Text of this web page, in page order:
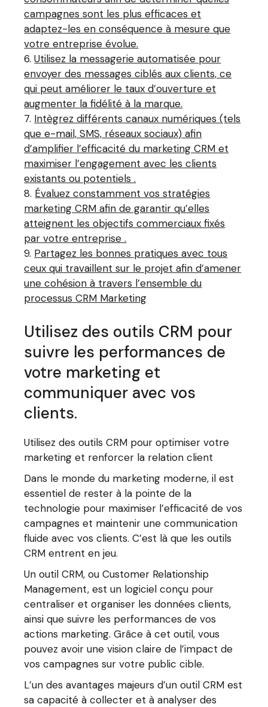
campagnes sont les plus efficaces et
adaptez-les en conséquence à mesure que
votre entreprise évolue.
Utilisez la messagerie automatisée pour
envoyer des messages ciblés aux clients, ce
qui peut améliorer le taux d’ouverture et
augmenter la fidélité à la marque.
Intègrez différents canaux numériques (tels
que e-mail, SMS, réseaux sociaux) afin
d’amplifier l’efficacité du marketing CRM et
maximiser l’engagement avec les clients
existants ou potentiels .
Évaluez constamment vos stratégies
marketing CRM afin de garantir qu’elles
atteignent les objectifs commerciaux fixés
par votre entreprise .
Partagez les bonnes pratiques avec tous
ceux qui travaillent sur le projet afin d’amener
une cohésion à travers l’ensemble du
processus CRM Marketing
Utilisez des outils CRM pour
suivre les performances de
votre marketing et
communiquer avec vos
clients.
Utilisez des outils CRM pour optimiser votre
marketing et renforcer la relation client
Dans le monde du marketing moderne, il est
essentiel de rester à la pointe de la
technologie pour maximiser l’efficacité de vos
campagnes et maintenir une communication
fluide avec vos clients. C’est là que les outils
CRM entrent en jeu.
Un outil CRM, ou Customer Relationship
Management, est un logiciel conçu pour
centraliser et organiser les données clients,
ainsi que suivre les performances de vos
actions marketing. Grâce à cet outil, vous
pouvez avoir une vision claire de l’impact de
vos campagnes sur votre public cible.
L’un des avantages majeurs d’un outil CRM est
sa capacité à collecter et à analyser des